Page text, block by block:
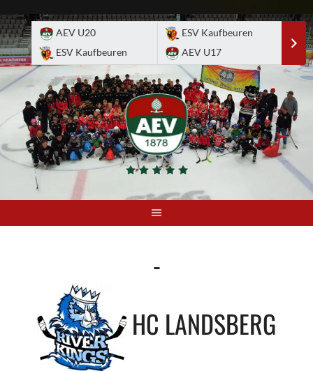
to
content
AEV U20
ESV Kaufbeuren
ESV Kaufbeuren
AEV U17
-
HC LANDSBERG